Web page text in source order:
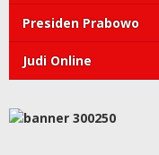
Presiden Prabowo
Judi Online